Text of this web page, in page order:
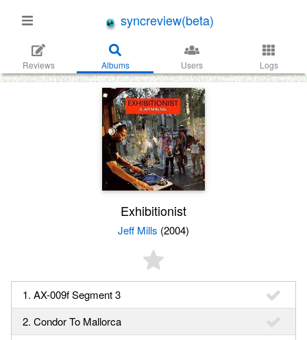
syncreview(beta)
Reviews Albums Users Logs
Exhibitionist
Jeff Mills (2004)
1. AX-009f Segment 3
2. Condor To Mallorca